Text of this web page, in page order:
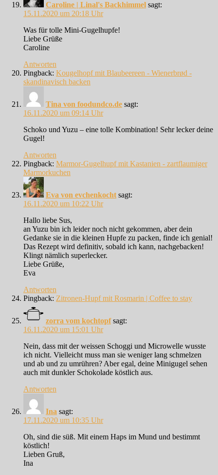
Caroline | Linal's Backhimmel sagt:
15.11.2020 um 20:18 Uhr
Was für tolle Mini-Gugelhupfe!
Liebe Grüße
Caroline
Antworten
Pingback: Kougelhopf mit Blaubeereen - Wienerbrød -
skandinavisch backen
Tina von foodundco.de sagt:
16.11.2020 um 09:14 Uhr
Schoko und Yuzu – eine tolle Kombination! Sehr lecker deine
Gugel!
Antworten
Pingback: Marmor-Gugelhupf mit Kastanien - zartflaumiger
Marmorkuchen
Eva von evchenkocht sagt:
16.11.2020 um 10:22 Uhr
Hallo liebe Sus,
an Yuzu bin ich leider noch nicht gekommen, aber dein
Gedanke sie in die kleinen Hupfe zu packen, finde ich genial!
Das Rezept wird definitiv, sobald ich kann, nachgebacken!
Klingt nämlich superlecker.
Liebe Grüße,
Eva
Antworten
Pingback: Zitronen-Hupf mit Rosmarin | Coffee to stay
zorra vom kochtopf sagt:
16.11.2020 um 15:01 Uhr
Nein, dass mit der weissen Schoggi und Microwelle wusste
ich nicht. Vielleicht muss man sie weniger lang schmelzen
und ab und zu umrühren? Aber egal, deine Minigugel sehen
auch mit dunkler Schokolade köstlich aus.
Antworten
Ina sagt:
17.11.2020 um 10:35 Uhr
Oh, sind die süß. Mit einem Haps im Mund und bestimmt
köstlich!
Lieben Gruß,
Ina